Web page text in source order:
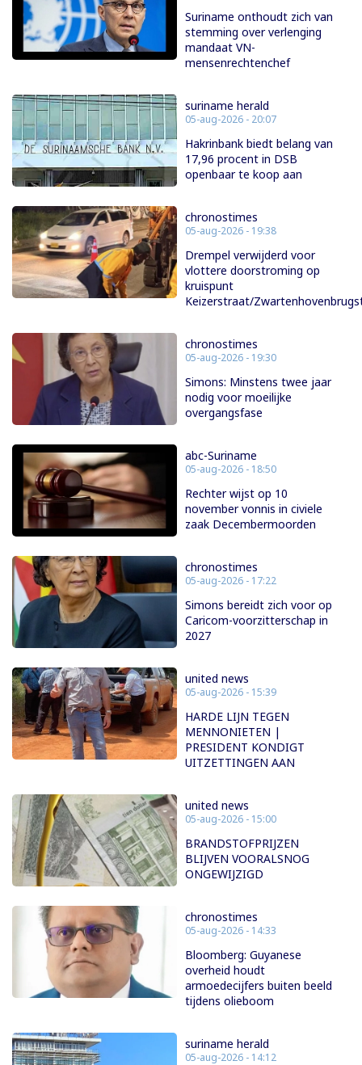
Suriname onthoudt zich van
stemming over verlenging
mandaat VN-
mensenrechtenchef
suriname herald
05-aug-2026 - 20:07
Hakrinbank biedt belang van
17,96 procent in DSB
openbaar te koop aan
chronostimes
05-aug-2026 - 19:38
Drempel verwijderd voor
vlottere doorstroming op
kruispunt
Keizerstraat/
chronostimes
05-aug-2026 - 19:30
Simons: Minstens twee jaar
nodig voor moeilijke
overgangsfase
abc-Suriname
05-aug-2026 - 18:50
Rechter wijst op 10
november vonnis in civiele
zaak Decembermoorden
chronostimes
05-aug-2026 - 17:22
Simons bereidt zich voor op
Caricom-voorzitterschap in
2027
united news
05-aug-2026 - 15:39
HARDE LIJN TEGEN
MENNONIETEN |
PRESIDENT KONDIGT
UITZETTINGEN AAN
united news
05-aug-2026 - 15:00
BRANDSTOFPRIJZEN
BLIJVEN VOORALSNOG
ONGEWIJZIGD
chronostimes
05-aug-2026 - 14:33
Bloomberg: Guyanese
overheid houdt
armoedecijfers buiten beeld
tijdens olieboom
suriname herald
05-aug-2026 - 14:12